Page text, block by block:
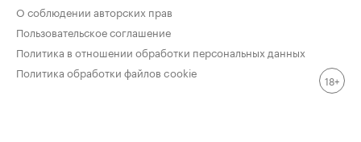
О соблюдении авторских прав
Пользовательское соглашение
Политика в отношении обработки персональных данных
Политика обработки файлов cookie
18+